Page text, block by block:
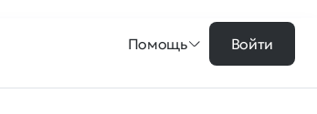
Помощь Войти